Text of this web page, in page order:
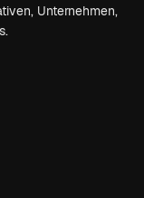
Unternehmen,